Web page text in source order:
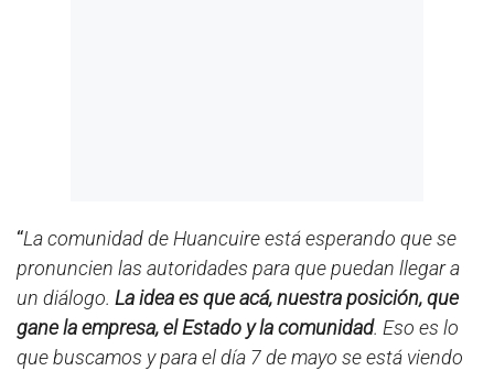
“La comunidad de Huancuire está esperando que se
pronuncien las autoridades para que puedan llegar a
un diálogo. La idea es que acá, nuestra posición, que
gane la empresa, el Estado y la comunidad. Eso es lo
que buscamos y para el día 7 de mayo se está viendo